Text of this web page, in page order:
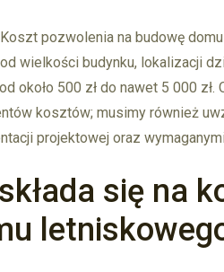
Koszt pozwolenia na budowę
od wielkości budynku, lokalizacji
około 500 zł do nawet 5 000
kosztów; musimy również
projektowej oraz
się na